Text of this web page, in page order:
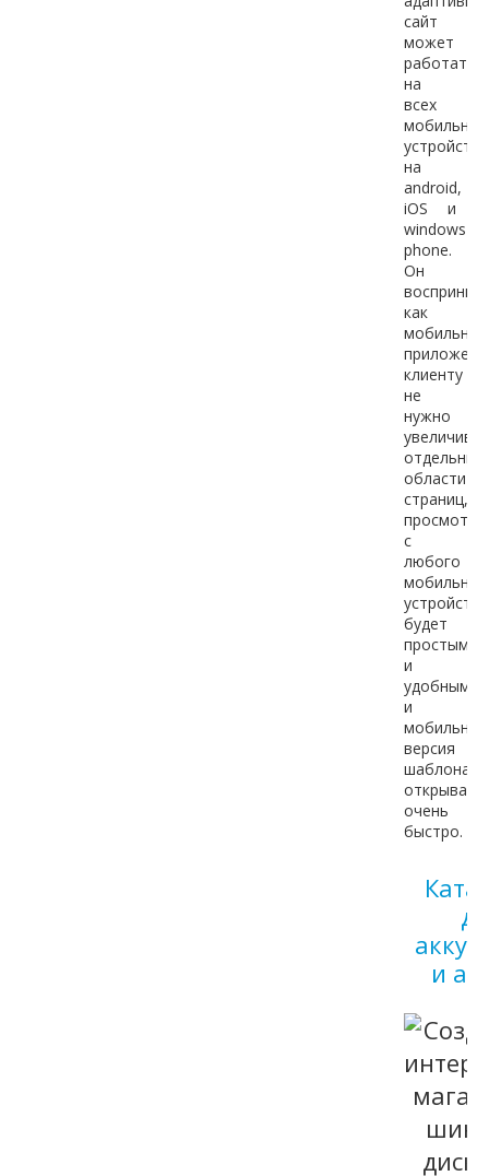
сайт
может
работать
на
всех
мобильных
на
android,
iOS и
windows
phone.
Он
как
мобильное
клиенту
не
нужно
отдельные
области
страниц,
просмотр
с
любого
устройства
будет
простым
и
удобным
и
мобильная
версия
шаблона
очень
быстро.
и